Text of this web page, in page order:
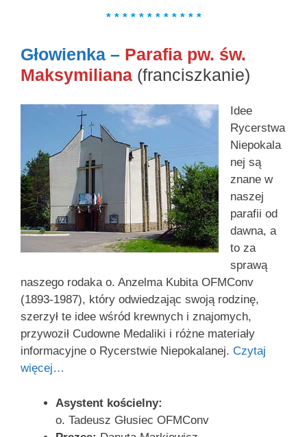
* * * * * * * * * * * *
Głowienka – Parafia pw. św.
Maksymiliana (franciszkanie)
Idee
Rycerstwa
Niepokala
nej są
znane w
naszej
parafii od
dawna, a
to za
sprawą
naszego rodaka o. Anzelma Kubita OFMConv
(1893-1987), który odwiedzając swoją rodzinę,
szerzył te idee wśród krewnych i znajomych,
przywoził Cudowne Medaliki i różne materiały
informacyjne o Rycerstwie Niepokalanej. Czytaj
więcej…
Asystent kościelny:
o. Tadeusz Głusiec OFMConv